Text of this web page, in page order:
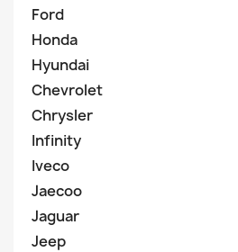
Ford
Honda
Hyundai
Chevrolet
Chrysler
Infinity
Iveco
Jaecoo
Jaguar
Jeep